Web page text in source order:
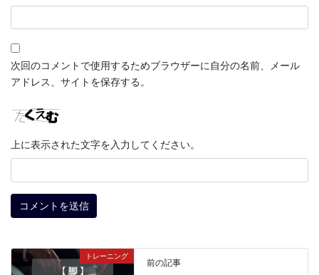
次回のコメントで使用するためブラウザーに自分の名前、メール
アドレス、サイトを保存する。
上に表示された文字を入力してください。
トレーニング
前の記事